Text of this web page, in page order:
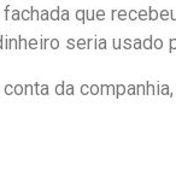
que
seria usado
da